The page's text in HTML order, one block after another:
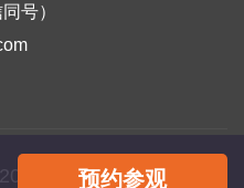
号）
2022018403号-4
预约参观